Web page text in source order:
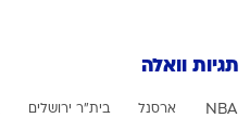
תגיות וואלה
NBA ארסנל בית"ר ירושלים